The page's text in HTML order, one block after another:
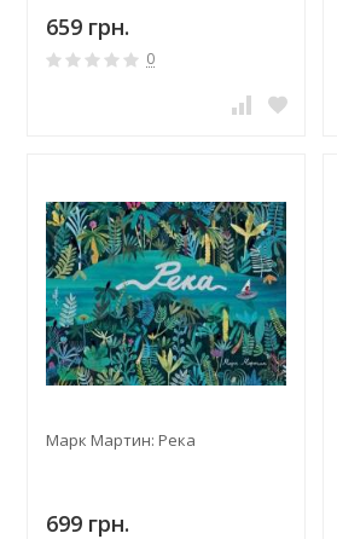
659 грн.
0
Марк Мартин: Река
699 грн.